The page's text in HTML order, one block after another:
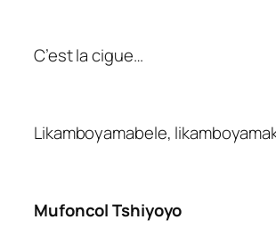
C’est la cigue…
Likamboyamabele,
Mufoncol Tshiyoyo